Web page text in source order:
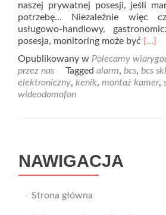
naszej prywatnej posesji, jeśli
potrzebę… Niezależnie więc
usługowo-handlowy,
posesja, monitoring może być Read
–
[…]
Opublikowany w Polecamy
przez nas
Tagged alarm, bcs, bcs
elektroniczny, kenik, montaż kamer,
wideodomofon
NAWIGACJA
Strona główna